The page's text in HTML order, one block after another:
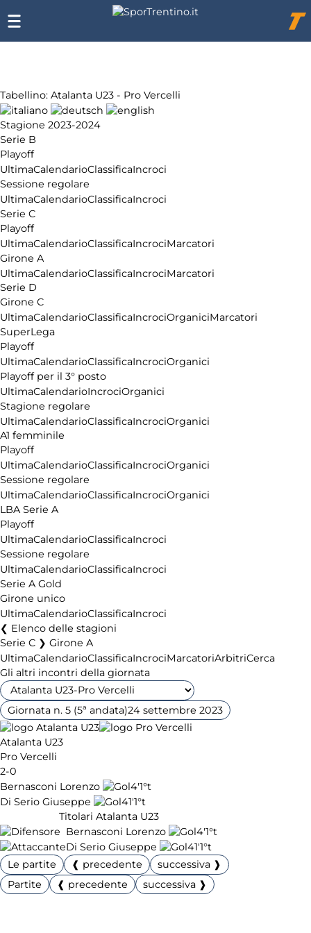
Tabellino: Atalanta U23 - Pro Vercelli
Stagione 2023-2024
Serie B
Playoff
UltimaCalendarioClassificaIncroci
Sessione regolare
UltimaCalendarioClassificaIncroci
Serie C
Playoff
UltimaCalendarioClassificaIncrociMarcatori
Girone A
UltimaCalendarioClassificaIncrociMarcatori
Serie D
Girone C
UltimaCalendarioClassificaIncrociOrganiciMarcatori
SuperLega
Playoff
UltimaCalendarioClassificaIncrociOrganici
Playoff per il 3° posto
UltimaCalendarioIncrociOrganici
Stagione regolare
UltimaCalendarioClassificaIncrociOrganici
A1 femminile
Playoff
UltimaCalendarioClassificaIncrociOrganici
Sessione regolare
UltimaCalendarioClassificaIncrociOrganici
LBA Serie A
Playoff
UltimaCalendarioClassificaIncroci
Sessione regolare
UltimaCalendarioClassificaIncroci
Serie A Gold
Girone unico
UltimaCalendarioClassificaIncroci
Elenco delle stagioni
Serie C ❯ Girone A
UltimaCalendarioClassificaIncrociMarcatoriArbitriCerca
Gli altri incontri della giornata
Giornata n. 5 (5ª andata)24 settembre 2023
Atalanta U23
Pro Vercelli
2-0
Bernasconi Lorenzo
4'1°t
Di Serio Giuseppe
41'1°t
Titolari Atalanta U23
Bernasconi Lorenzo
4'1°t
Di Serio Giuseppe
41'1°t
Le partite
❰ precedente
successiva ❱
Partite
❰ precedente successiva ❱
Chi
siamo
Affiliazione